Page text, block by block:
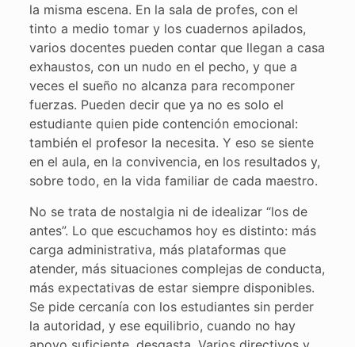
la misma escena. En la sala de profes, con el
tinto a medio tomar y los cuadernos apilados,
varios docentes pueden contar que llegan a casa
exhaustos, con un nudo en el pecho, y que a
veces el sueño no alcanza para recomponer
fuerzas. Pueden decir que ya no es solo el
estudiante quien pide contención emocional:
también el profesor la necesita. Y eso se siente
en el aula, en la convivencia, en los resultados y,
sobre todo, en la vida familiar de cada maestro.
No se trata de nostalgia ni de idealizar “los de
antes”. Lo que escuchamos hoy es distinto: más
carga administrativa, más plataformas que
atender, más situaciones complejas de conducta,
más expectativas de estar siempre disponibles.
Se pide cercanía con los estudiantes sin perder
la autoridad, y ese equilibrio, cuando no hay